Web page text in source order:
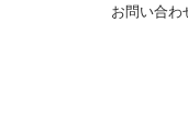
お問い合わ